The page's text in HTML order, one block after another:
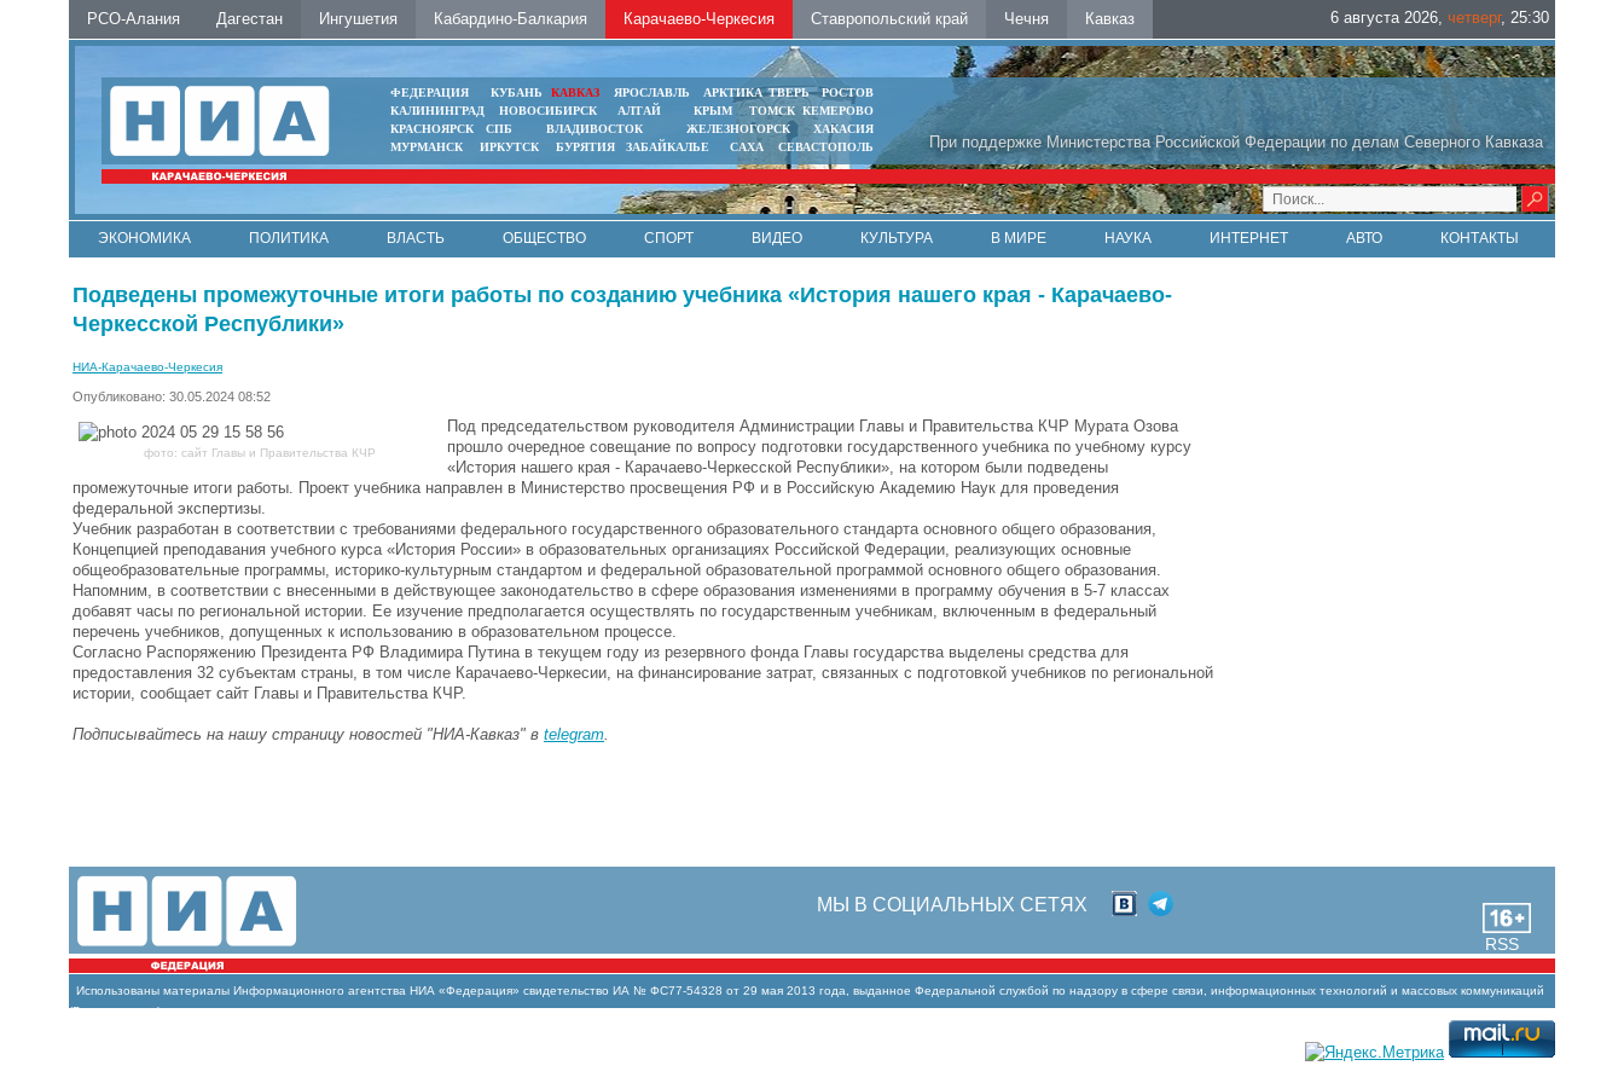
РСО-Алания Дагестан Ингушетия Кабардино-Балкария Карачаево-Черкесия Ставропольский край Чечня Кавказ 6 августа 2026, четверг, 25:30
При поддержке Министерства Российской Федерации по делам Северного Кавказа
ФЕДЕРАЦИЯ КУБАНЬ КАВКАЗ ЯРОСЛАВЛЬ АРКТИКА ТВЕРЬ
РОСТОВ
КАЛИНИНГРАД
НОВОСИБИРСК АЛТАЙ КРЫМ ТОМСК КЕМЕРОВО
КРАСНОЯРСК
СПБ ВЛАДИВОСТОК ЖЕЛЕЗНОГОРСК
ХАКАСИЯ
МУРМАНСК
ИРКУТСК БУРЯТИЯ ЗАБАЙКАЛЬЕ САХА СЕВАСТОПОЛЬ
ЭКОНОМИКА ПОЛИТИКА ВЛАСТЬ ОБЩЕСТВО СПОРТ ВИДЕО КУЛЬТУРА В МИРЕ НАУКА ИНТЕРНЕТ АВТО КОНТАКТЫ
Подведены промежуточные итоги работы по созданию учебника «История нашего края - Карачаево-
Черкесской Республики»
НИА-Карачаево-Черкесия
Опубликовано: 30.05.2024 08:52
фото: сайт Главы и Правительства КЧР
Под председательством руководителя Администрации Главы и Правительства КЧР Мурата Озова
прошло очередное совещание по вопросу подготовки государственного учебника по учебному курсу
«История нашего края - Карачаево-Черкесской Республики», на котором были подведены
промежуточные итоги работы. Проект учебника направлен в Министерство просвещения РФ и в Российскую Академию Наук для проведения
федеральной экспертизы.
Учебник разработан в соответствии с требованиями федерального государственного образовательного стандарта основного общего образования,
Концепцией преподавания учебного курса «История России» в образовательных организациях Российской Федерации, реализующих основные
общеобразовательные программы, историко-культурным стандартом и федеральной образовательной программой основного общего образования.
Напомним, в соответствии с внесенными в действующее законодательство в сфере образования изменениями в программу обучения в 5-7 классах
добавят часы по региональной истории. Ее изучение предполагается осуществлять по государственным учебникам, включенным в федеральный
перечень учебников, допущенных к использованию в образовательном процессе.
Согласно Распоряжению Президента РФ Владимира Путина в текущем году из резервного фонда Главы государства выделены средства для
предоставления 32 субъектам страны, в том числе Карачаево-Черкесии, на финансирование затрат, связанных с подготовкой учебников по региональной
истории, сообщает сайт Главы и Правительства КЧР.
Подписывайтесь на нашу страницу новостей "НИА-Кавказ" в telegram
RSS
МЫ В СОЦИАЛЬНЫХ СЕТЯХ
Использованы материалы Информационного агентства НИА «Федерация» свидетельство ИА № ФС77-54328 от 29 мая 2013 года, выданное Федеральной службой по надзору в сфере связи, информационных технологий и массовых коммуникаций
(Роскомнадзор)